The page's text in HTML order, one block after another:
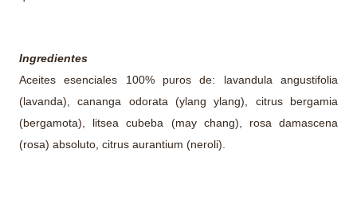
Ingredientes
Aceites esenciales 100% puros de: lavandula angustifolia
(lavanda), cananga odorata (ylang ylang), citrus bergamia
(bergamota), litsea cubeba (may chang), rosa damascena
(rosa) absoluto, citrus aurantium (neroli).